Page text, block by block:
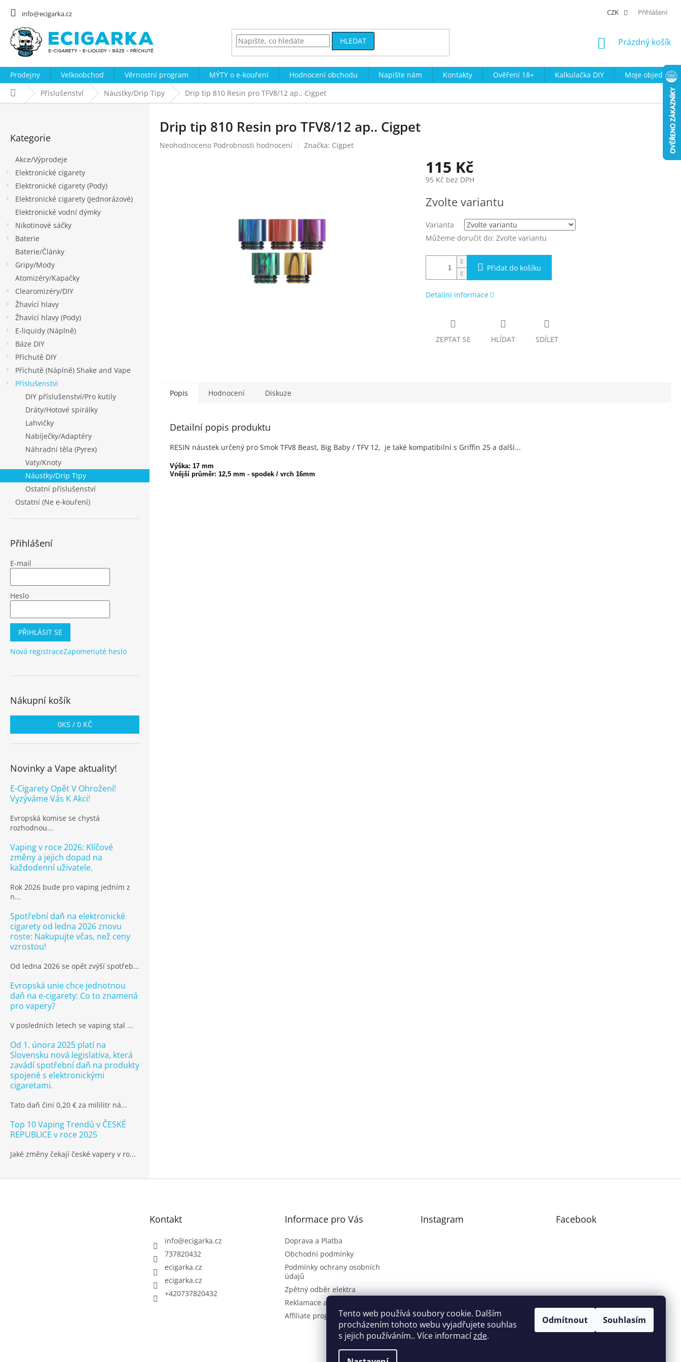
Tento web používá soubory cookie. Dalším
procházením tohoto webu vyjadřujete souhlas
s jejich používáním.. Více informacízde.
Odmítnout Souhlasím
info@ecigarka.cz CZK Přihlášení
HLEDAT
NÁKUPNÍ
Prázdný košík
Prodejny Velkoobchod Věrnostní program MÝTY o e-kouření Hodnocení obchodu Napište nám Kontakty Ověření 18+ Kalkulačka DIY
Moje
Domů Příslušenství Náustky/Drip Tipy Drip tip 810 Resin pro TFV8/12 ap.. Cigpet
kategorie
Kategorie
Akce/Výprodeje
Elektronické cigarety
Elektronické cigarety (Pody)
Elektronické cigarety (Jednorázové)
Elektronické vodní dýmky
Nikotinové sáčky
Baterie
Baterie/Články
Gripy/Mody
Atomizéry/Kapačky
Clearomizéry/DIY
Žhavící hlavy
Žhavící hlavy (Pody)
E-liquidy (Náplně)
Báze DIY
Příchutě DIY
Příchutě (Náplně) Shake and Vape
Příslušenství
DIY příslušenství/Pro kutily
Dráty/Hotové spirálky
Lahvičky
Nabíječky/Adaptéry
Náhradní těla (Pyrex)
Vaty/Knoty
Náustky/Drip Tipy
Ostatní příslušenství
Ostatní (Ne e-kouření)
Přihlášení
E-mail
Heslo
PŘIHLÁSIT SE
Nová registraceZapomenuté heslo
Nákupní košík
0KS / 0 KČ
Novinky a Vape aktuality!
E-Cigarety Opět V Ohrožení!
Vyzýváme Vás K Akci!
Evropská komise se chystá
rozhodnou...
Vaping v roce 2026: Klíčové
změny a jejich dopad na
každodenní uživatele.
Rok 2026 bude pro vaping jedním z
n...
Spotřební daň na elektronické
cigarety od ledna 2026 znovu
roste: Nakupujte včas, než ceny
vzrostou!
Od ledna 2026 se opět zvýší spotřeb...
Evropská unie chce jednotnou
daň na e-cigarety: Co to znamená
pro vapery?
V posledních letech se vaping stal ...
Od 1. února 2025 platí na
Slovensku nová legislativa, která
zavádí spotřební daň na produkty
spojené s elektronickými
cigaretami.
Tato daň činí 0,20 € za mililitr ná...
Top 10 Vaping Trendů v ČESKÉ
REPUBLICE v roce 2025
Jaké změny čekají české vapery v ro...
Drip tip 810 Resin pro TFV8/12 ap.. Cigpet
Průměrné
Neohodnoceno Podrobnosti hodnocení Značka: Cigpet
115 Kč
95 Kč bez DPH
cena:
Zvolte variantu
Varianta
Můžeme doručit do: Zvolte variantu
Přidat do košíku
Detailní informace
ZEPTAT SE HLÍDAT SDÍLET
Popis Hodnocení Diskuze
Detailní popis produktu
RESIN náustek určený pro Smok TFV8 Beast, Big Baby / TFV 12, je také kompatibilní s Griffin 25 a další...
Výška: 17 mm
Vnější průměr: 12,5 mm - spodek / vrch 16mm
Kontakt
info@ecigarka.cz
737820432
ecigarka.cz
ecigarka.cz
+420737820432
Informace pro Vás
Doprava a Platba
Obchodní podmínky
Podmínky ochrany osobních
údajů
Zpětný odběr elektra
Reklamace a vrácení zboží
Affiliate program
Instagram Facebook